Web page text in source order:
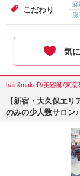
こだわり
経
気
hair&makeR/美容師/東京
【新宿・大久保エ
のみの少人数サロン